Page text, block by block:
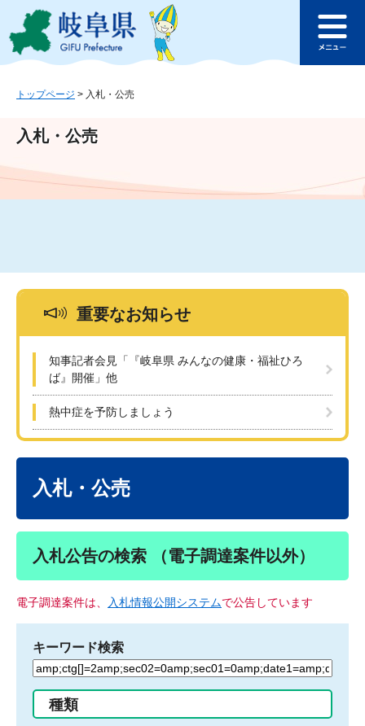
ジ
ュ
文
このページの本文へ
ュ
トップページ > 入札・公売
入札・公売
重要なお知らせ
知事記者会見「『岐阜県 みんなの健康・福祉ひろ
ば』開催」他
熱中症を予防しましょう
入札・公売
入札公告の検索 （電子調達案件以外）
電子調達案件は、 入札情報公開システムで公告しています
キーワード検索
検
る
種類